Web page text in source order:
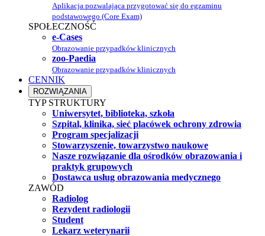
Aplikacja pozwalająca przygotować się do egzaminu
podstawowego (Core Exam)
SPOŁECZNOŚĆ
e-Cases
Obrazowanie przypadków klinicznych
zoo-Paedia
Obrazowanie przypadków klinicznych
CENNIK
ROZWIĄZANIA
TYP STRUKTURY
Uniwersytet, biblioteka, szkoła
Szpital, klinika, sieć placówek ochrony zdrowia
Program specjalizacji
Stowarzyszenie, towarzystwo naukowe
Nasze rozwiązanie dla ośrodków obrazowania i
praktyk grupowych
Dostawca usług obrazowania medycznego
ZAWÓD
Radiolog
Rezydent radiologii
Student
Lekarz weterynarii